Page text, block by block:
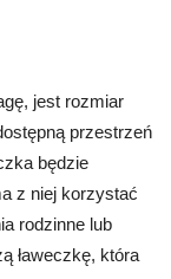
jest rozmiar
przestrzeń
będzie
z niej korzystać
rodzinne lub
ławeczkę, która